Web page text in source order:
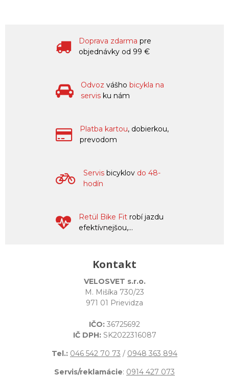
Doprava zdarma pre
objednávky od 99 €
Odvoz vášho bicykla na
servis ku nám
Platba kartou, dobierkou,
prevodom
Servis bicyklov do 48-
hodín
Retül Bike Fit robí jazdu
efektívnejšou,...
Kontakt
VELOSVET s.r.o.
M. Mišíka 730/23
971 01 Prievidza
IČO: 36725692
IČ DPH: SK2022316087
Tel.: 046 542 70 73 / 0948 363 894
Servis/reklamácie: 0914 427 073